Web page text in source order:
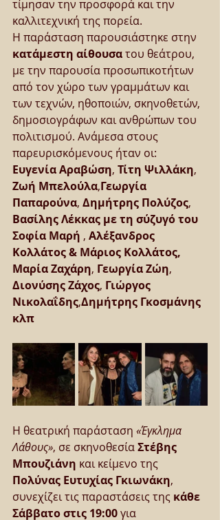
τίμησαν την προσφορά και την
καλλιτεχνική της πορεία.
Η παράσταση παρουσιάστηκε στην
κατάμεστη αίθουσα του θεάτρου,
με την παρουσία προσωπικοτήτων
από τον χώρο των γραμμάτων και
των τεχνών, ηθοποιών, σκηνοθετών,
δημοσιογράφων και ανθρώπων του
πολιτισμού. Ανάμεσα στους
παρευρισκόμενους ήταν οι:
Ευγενία Αραβώση, Τίτη Ψιλλάκη,
Ζωή Μπελούλα,Γεωργία
Παπαρούνα, Δημήτρης Πολύζος,
Βασίλης Λέκκας με τη σύζυγό του
Σοφία Μαρή , Αλέξανδρος
Κολλάτος & Μάριος Κολλάτος,
Μαρία Ζαχάρη, Γεωργία Ζώη,
Διονύσης Ζάχος, Γιώργος
Νικολαΐδης,Δημήτρης Γκοσμάνης
κλπ
Η θεατρική παράσταση «Έγκλημα
Λάθους», σε σκηνοθεσία Στέβης
Μπουζιάνη και κείμενο της
Πολύνας Ευτυχίας Γκιωνάκη,
συνεχίζει τις παραστάσεις της κάθε
Σάββατο στις 19:00 για